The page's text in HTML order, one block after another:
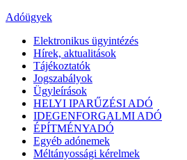
Adóügyek
Elektronikus ügyintézés
Hírek, aktualitások
Tájékoztatók
Jogszabályok
Ügyleírások
HELYI IPARŰZÉSI ADÓ
IDEGENFORGALMI ADÓ
ÉPÍTMÉNYADÓ
Egyéb adónemek
Méltányossági kérelmek